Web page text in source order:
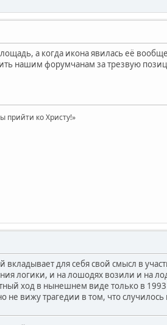
а когда икона явилась её
нашим форумчанам за трезвую
прийти ко Христу!»
для себя свой смысл в
логики, и на лошодях возили и на
ход в нынешнем виде только в 1993
не вижу трагедии в том, что случилось